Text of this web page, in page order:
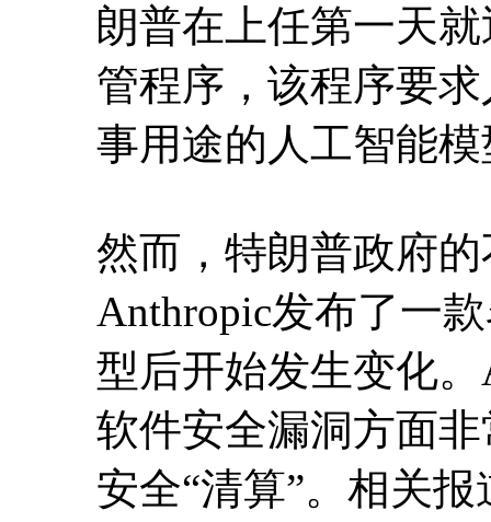
朗普在上任第一天
管程序，该程序要
事用途的人工智能
然而，特朗普政府
Anthropic发布了一
型后开始发生变化
软件安全漏洞方面
安全“清算”。相关